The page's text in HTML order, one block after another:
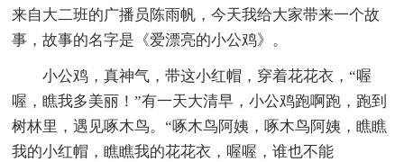
来自大二班的广播员陈雨帆，今天我给大家带来一个故
事，故事的名字是《爱漂亮的小公鸡》。
小公鸡，真神气，带这小红帽，穿着花花衣，“喔
喔，瞧我多美丽！”有一天大清早，小公鸡跑啊跑，跑到
树林里，遇见啄木鸟。“啄木鸟阿姨，啄木鸟阿姨，瞧瞧
我的小红帽，瞧瞧我的花花衣，喔喔，谁也不能